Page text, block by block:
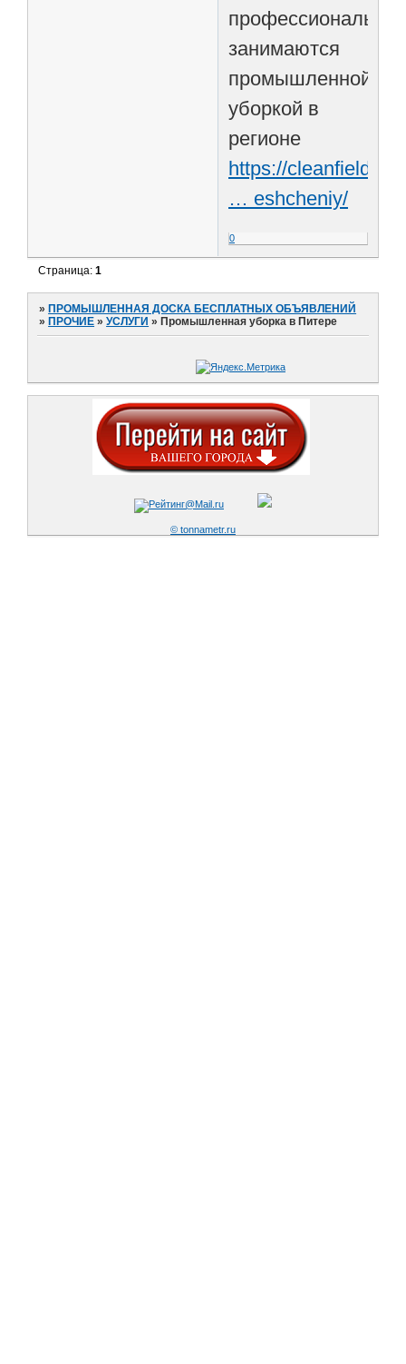
профессионально
занимаются
промышленной
уборкой в
регионе
https://
… eshcheniy/
0
Страница:1
»ПРОМЫШЛЕННАЯ ДОСКА БЕСПЛАТНЫХ ОБЪЯВЛЕНИЙ
»ПРОЧИЕ »УСЛУГИ »Промышленная уборка в Питере
© tonnametr.ru